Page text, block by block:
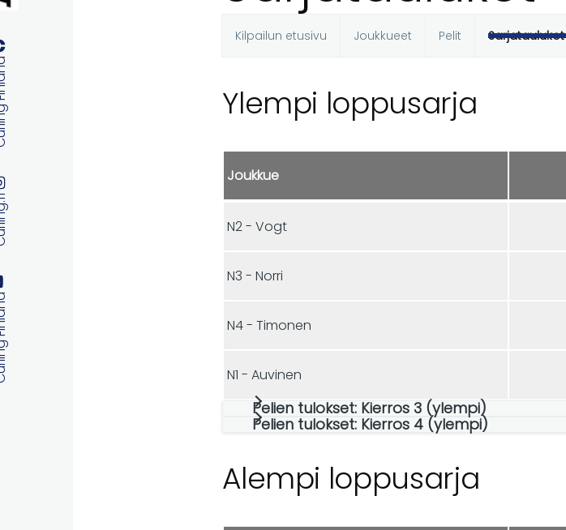
välilehdet
Kilpailun etusivu Joukkueet Pelit Sarjataulukot
Ylempi loppusarja
Joukkue
N2 - Vogt
N3 - Norri
N4 - Timonen
N1 - Auvinen
Pelien tulokset: Kierros 3 (ylempi)
Pelien tulokset: Kierros 4 (ylempi)
Alempi loppusarja